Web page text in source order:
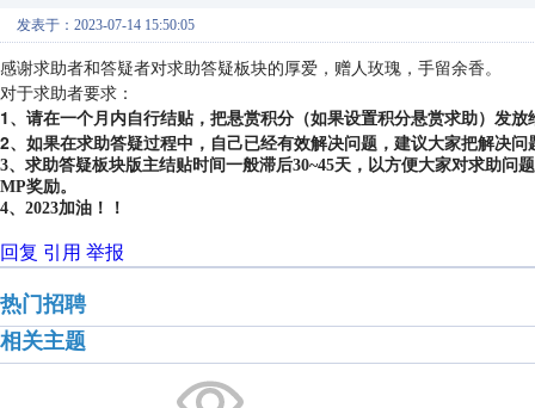
发表于：2023-07-14 15:50:05
感谢求助者和答疑者对求助答疑板块的厚爱，赠人玫瑰，手留余香。
对于求助者要求：
1、请在一个月内自行结贴，把悬赏积分（如果设置积分悬赏求助）发放
2、如果在求助答疑过程中，自己已经有效解决问题，建议大家把解决
3、求助答疑板块版主结贴时间一般滞后30~45天，以方便大家对求助
MP奖励。
4、2023加油！！
回复 引用 举报
热门招聘
相关主题